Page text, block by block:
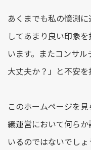
あくまでも私の憶測
してあまり良い印象
います。またコンサ
大丈夫か？」と不安を
このホームページを
織運営において何ら
いるのではないでし